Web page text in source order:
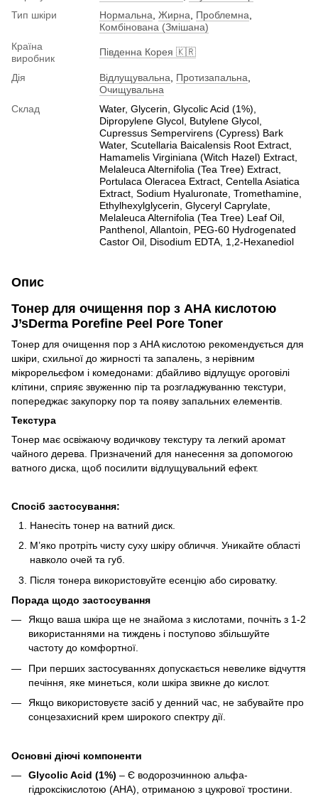
Тип шкіри
Нормальна Жирна Проблемна
Комбінована (Змішана)
Країна
виробник
Південна Корея 🇰🇷
Дія Відлущувальна Протизапальна
Очищувальна
Склад
Water, Glycerin, Glycolic Acid (1%),
Dipropylene Glycol, Butylene Glycol,
Cupressus Sempervirens (Cypress) Bark
Water, Scutellaria Baicalensis Root Extract,
Hamamelis Virginiana (Witch Hazel) Extract,
Melaleuca Alternifolia (Tea Tree) Extract,
Portulaca Oleracea Extract, Centella Asiatica
Extract, Sodium Hyaluronate, Tromethamine,
Ethylhexylglycerin, Glyceryl Caprylate,
Melaleuca Alternifolia (Tea Tree) Leaf Oil,
Panthenol, Allantoin, PEG-60 Hydrogenated
Castor Oil, Disodium EDTA, 1,2-Hexanediol
Опис
Тонер для очищення пор з AHA кислотою
J’sDerma Porefine Peel Pore Toner
Тонер для очищення пор з AHA кислотою рекомендується для
шкіри, схильної до жирності та запалень, з нерівним
мікрорельєфом і комедонами: дбайливо відлущує ороговілі
клітини, сприяє звуженню пір та розгладжуванню текстури,
попереджає закупорку пор та появу запальних елементів.
Текстура
Тонер має освіжаючу водичкову текстуру та легкий аромат
чайного дерева. Призначений для нанесення за допомогою
ватного диска, щоб посилити відлущувальний ефект.
Спосіб застосування:
Нанесіть тонер на ватний диск.
М’яко протріть чисту суху шкіру обличчя. Уникайте області
навколо очей та губ.
Після тонера використовуйте есенцію або сироватку.
Порада щодо застосування
Якщо ваша шкіра ще не знайома з кислотами, почніть з 1-2
використаннями на тиждень і поступово збільшуйте
частоту до комфортної.
При перших застосуваннях допускається невелике відчуття
печіння, яке минеться, коли шкіра звикне до кислот.
Якщо використовуєте засіб у денний час, не забувайте про
сонцезахисний крем широкого спектру дії.
Основні діючі компоненти
Glycolic Acid (1%) – Є водорозчинною альфа-
гідроксікислотою (AHA), отриманою з цукрової тростини.